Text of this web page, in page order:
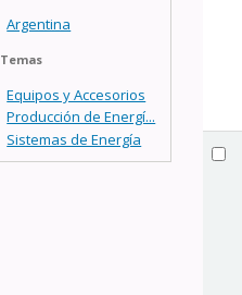
Argentina
Temas
Equipos y Accesorios
Producción de Energí...
Sistemas de Energía